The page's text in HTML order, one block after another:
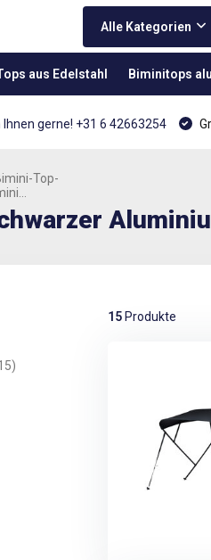
Alle Kategorien
aus Edelstahl Biminitops
gerne! +31 6 42663254
Top-
15Produkte